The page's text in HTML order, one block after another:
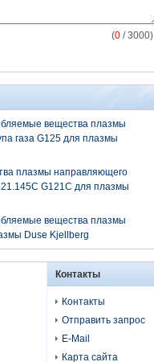
(0 / 3000)
вещества плазмы
газа G125 для плазмы
плазмы направляющего
G121C для плазмы
вещества плазмы
Duse Kjellberg
Контакты
Контакты
Отправить запрос
E-Mail
Карта сайта